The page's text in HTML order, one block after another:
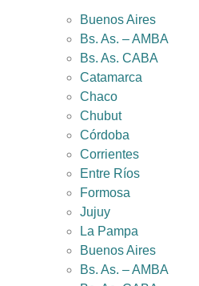
Buenos Aires
Bs. As. – AMBA
Bs. As. CABA
Catamarca
Chaco
Chubut
Córdoba
Corrientes
Entre Ríos
Formosa
Jujuy
La Pampa
Buenos Aires
Bs. As. – AMBA